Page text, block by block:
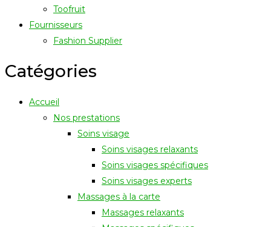
Toofruit
Fournisseurs
Fashion Supplier
Catégories
Accueil
Nos prestations
Soins visage
Soins visages relaxants
Soins visages spécifiques
Soins visages experts
Massages à la carte
Massages relaxants